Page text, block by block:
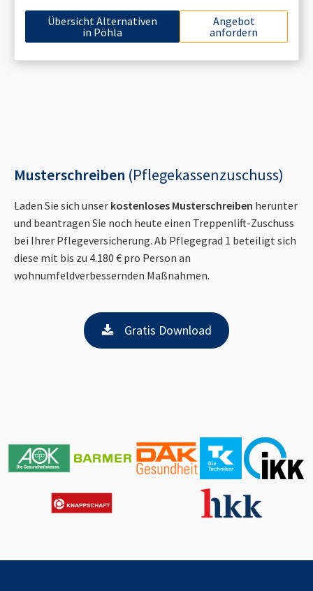
Übersicht Alternativen
in Pöhla
Angebot
anfordern
Musterschreiben (Pflegekassenzuschuss)
Laden Sie sich unser kostenloses Musterschreiben herunter
und beantragen Sie noch heute einen Treppenlift-Zuschuss
bei Ihrer Pflegeversicherung. Ab Pflegegrad 1 beteiligt sich
diese mit bis zu 4.180 € pro Person an
wohnumfeldverbessernden Maßnahmen.
Gratis Download